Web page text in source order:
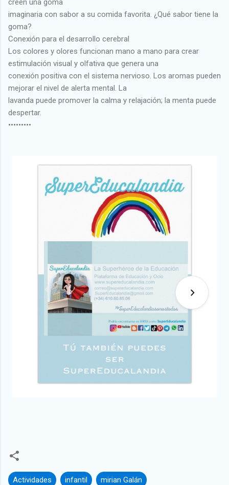
creen una goma
imaginaria con sabor a su comida favorita. ¿Qué sabor tiene la
goma?
Conexión para el desarrollo cerebral
Los colores y olores funcionan mano a mano para crear
estimulación visual y olfativa que genera una
conexión positiva con el sistema nervioso. Los aromas pueden
mejorar el nivel de alerta mental. La
lavanda puede promover la calma y relajación; la menta puede
despertar.
•••••••••
Actividades infantil mirian Galán